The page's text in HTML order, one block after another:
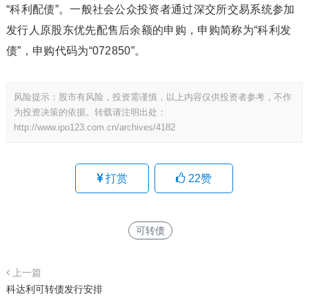
“科利配债”。一般社会公众投资者通过深交所交易系统参加
发行人原股东优先配售后余额的申购，申购简称为“科利发
债”，申购代码为“072850”。
风险提示：股市有风险，投资需谨慎，以上内容仅供投资者参考，不作
为投资决策的依据。转载请注明出处：
http://www.ipo123.com.cn/archives/4182
打赏 22赞
可转债
上一篇
科达利可转债发行安排